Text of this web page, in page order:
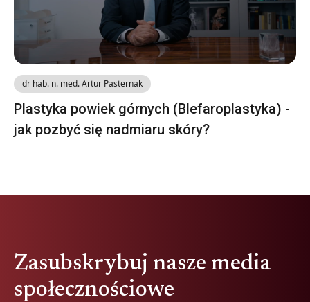
dr hab. n. med. Artur Pasternak
Plastyka powiek górnych (Blefaroplastyka) -
jak pozbyć się nadmiaru skóry?
Zasubskrybuj nasze media
społecznościowe